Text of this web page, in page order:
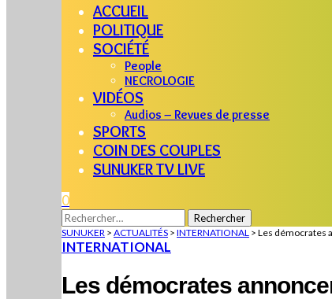
ACCUEIL
POLITIQUE
SOCIÉTÉ
People
NECROLOGIE
VIDÉOS
Audios – Revues de presse
SPORTS
COIN DES COUPLES
SUNUKER TV LIVE
0
Rechercher :
SUNUKER > ACTUALITÉS > INTERNATIONAL > Les démocrates
INTERNATIONAL
Les démocrates